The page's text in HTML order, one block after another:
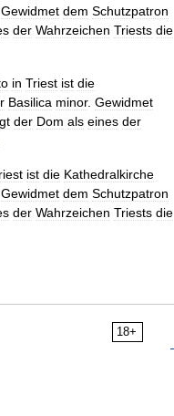
Gewidmet dem Schutzpatron
der Wahrzeichen Triests die
in Triest ist die
Basilica minor. Gewidmet
der Dom als eines der
ist die Kathedralkirche
Gewidmet dem Schutzpatron
der Wahrzeichen Triests die
18+